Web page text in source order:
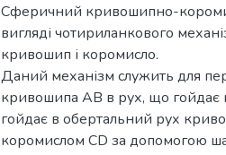
Сферичний кривошипно-
вигляді чотириланкового
кривошип і коромисло.
Даний механізм служить для
кривошипа АВ в рух, що гойдає
гойдає в обертальний рух
коромислом СD за допомогою